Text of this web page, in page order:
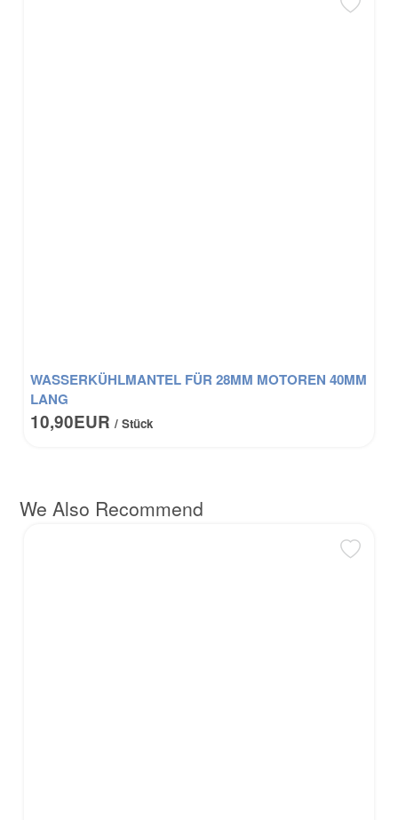
WASSERKÜHLMANTEL FÜR 28MM MOTOREN 40MM
LANG
10,90EUR/ Stück
We Also Recommend